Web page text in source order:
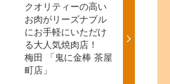
クオリティーの高い
お肉がリーズナブル
にお手軽にいただけ
る大人気焼肉店！
梅田 「鬼に金棒 茶屋
町店」